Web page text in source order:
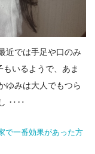
近では手足や口のみ
いるようで、あま
ゆみは大人でもつら
し ‥‥
で一番効果があった方